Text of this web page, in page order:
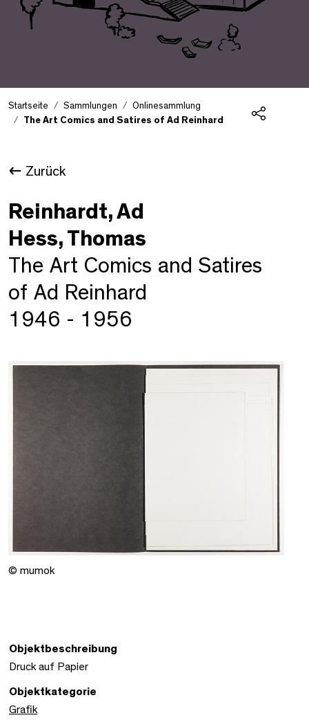
Startseite Sammlungen
Onlinesammlung
The Art Comics and Satires of Ad Reinhard
Zurück
Reinhardt, Ad
Hess, Thomas
The Art Comics and Satires
of Ad Reinhard
1946 - 1956
© mumok
Objektbeschreibung
Druck auf Papier
Objektkategorie
Grafik